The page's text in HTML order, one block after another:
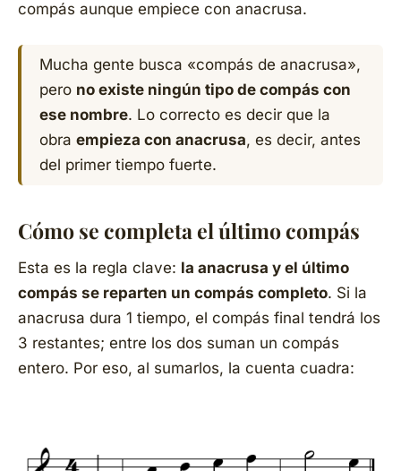
compás aunque empiece con anacrusa.
Mucha gente busca «compás de anacrusa»,
pero no existe ningún tipo de compás con
ese nombre. Lo correcto es decir que la
obraempieza con anacrusa, es decir, antes
del primer tiempo fuerte.
Cómo se completa el último compás
Esta es la regla clave: la anacrusa y el último
compás se reparten un compás completo. Si la
anacrusa dura 1 tiempo, el compás final tendrá los
3 restantes; entre los dos suman un compás
entero. Por eso, al sumarlos, la cuenta cuadra: